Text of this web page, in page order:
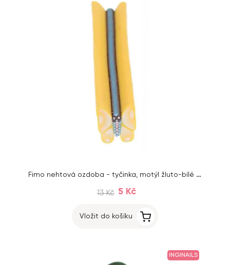
Fimo nehtová ozdoba - tyčinka, motýl žluto-bílé barvy
13 Kč 5 Kč
Vložit do košíku
INGINAILS